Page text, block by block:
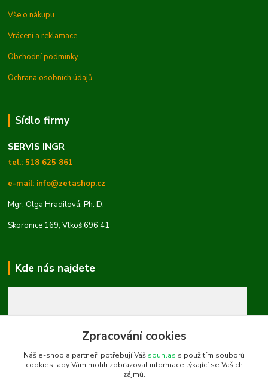
Vše o nákupu
Vrácení a reklamace
Obchodní podmínky
Ochrana osobních údajů
Sídlo firmy
SERVIS INGR
tel.: 518 625 861
e-mail: info@zetashop.cz
Mgr. Olga Hradilová, Ph. D.
Skoronice 169, Vlkoš 696 41
Kde nás najdete
Zpracování cookies
Náš e-shop a partneři potřebují Váš souhlas s použitím souborů
cookies, aby Vám mohli zobrazovat informace týkající se Vašich
zájmů.